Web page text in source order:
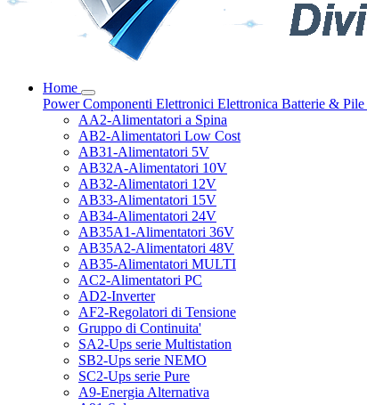
Home
PowerComponenti Elettronici Elettronica Batterie & Pile
AA2-Alimentatori a Spina
AB2-Alimentatori Low Cost
AB31-Alimentatori 5V
AB32A-Alimentatori 10V
AB32-Alimentatori 12V
AB33-Alimentatori 15V
AB34-Alimentatori 24V
AB35A1-Alimentatori 36V
AB35A2-Alimentatori 48V
AB35-Alimentatori MULTI
AC2-Alimentatori PC
AD2-Inverter
AF2-Regolatori di Tensione
Gruppo di Continuita'
SA2-Ups serie Multistation
SB2-Ups serie NEMO
SC2-Ups serie Pure
A9-Energia Alternativa